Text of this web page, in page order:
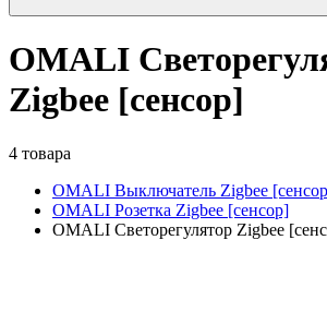
OMALI
Zigbee [сенсор]
4 товара
OMALI Выключатель Zigbee
OMALI Розетка Zigbee [сенсор]
OMALI Светорегулятор Zigbee